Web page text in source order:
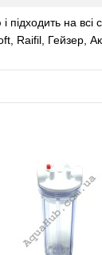
підходить на всі
Raifil, Гейзер,